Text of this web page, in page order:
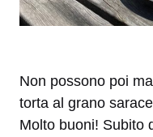
Non possono poi
torta al grano
Molto buoni! Subito